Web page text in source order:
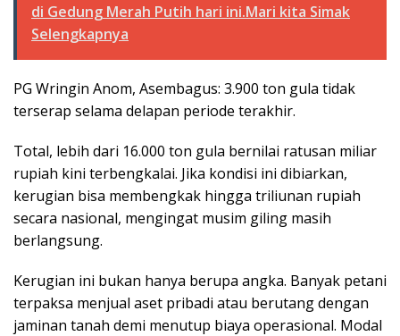
di Gedung Merah Putih hari ini.Mari kita Simak
Selengkapnya
PG Wringin Anom, Asembagus: 3.900 ton gula tidak
terserap selama delapan periode terakhir.
Total, lebih dari 16.000 ton gula bernilai ratusan miliar
rupiah kini terbengkalai. Jika kondisi ini dibiarkan,
kerugian bisa membengkak hingga triliunan rupiah
secara nasional, mengingat musim giling masih
berlangsung.
Kerugian ini bukan hanya berupa angka. Banyak petani
terpaksa menjual aset pribadi atau berutang dengan
jaminan tanah demi menutup biaya operasional. Modal